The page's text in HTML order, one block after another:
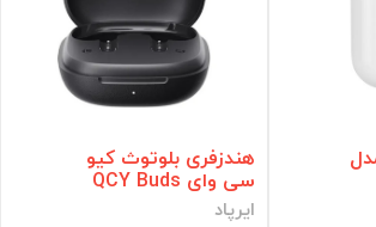
هندزفری بلوتوث کیو
سی وای QCY Buds
ایرپاد